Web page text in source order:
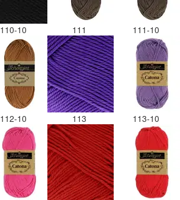
110-10 111 111-10
112-10 113 113-10